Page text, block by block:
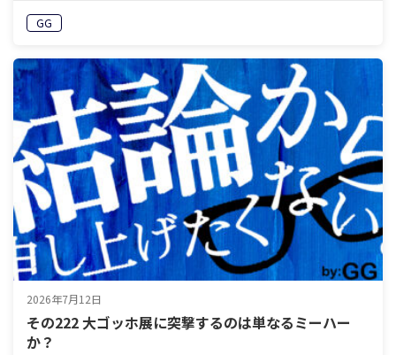
りました。 似たようなところで、以前も「パーカーを着…
GG
2026年7月12日
その222 大ゴッホ展に突撃するのは単なるミーハー
か？